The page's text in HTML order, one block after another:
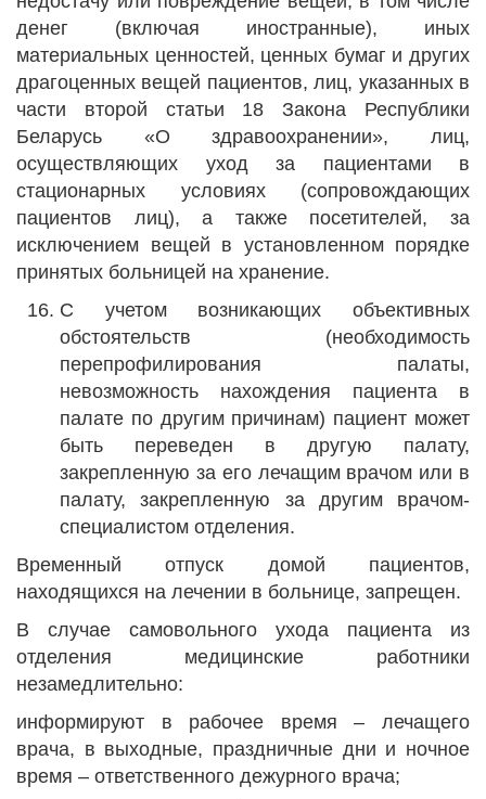
денег (включая иностранные), иных
материальных ценностей, ценных бумаг и других
драгоценных вещей пациентов, лиц, указанных в
части второй статьи 18 Закона Республики
Беларусь «О здравоохранении», лиц,
осуществляющих уход за пациентами в
стационарных условиях (сопровождающих
пациентов лиц), а также посетителей, за
исключением вещей в установленном порядке
принятых больницей на хранение.
С учетом возникающих объективных
обстоятельств (необходимость
перепрофилирования палаты,
невозможность нахождения пациента в
палате по другим причинам) пациент может
быть переведен в другую палату,
закрепленную за его лечащим врачом или в
палату, закрепленную за другим врачом-
специалистом отделения.
Временный отпуск домой пациентов,
находящихся на лечении в больнице, запрещен.
В случае самовольного ухода пациента из
отделения медицинские работники
незамедлительно:
информируют в рабочее время – лечащего
врача, в выходные, праздничные дни и ночное
время – ответственного дежурного врача;